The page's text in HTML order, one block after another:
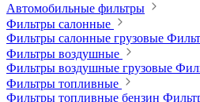
Автомобильные фильтры
Фильтры салонные
Фильтры салонные грузовые
Фильтры воздушные
Фильтры воздушные грузовые
Фильтры топливные
Фильтры топливные бензин